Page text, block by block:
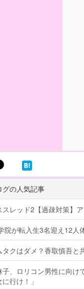
の人気記事
スレッド2【過疎対策】
院が転入生3名迎え12
タクはダメ？香取慎吾
子、ロリコン男性に向
行け！」